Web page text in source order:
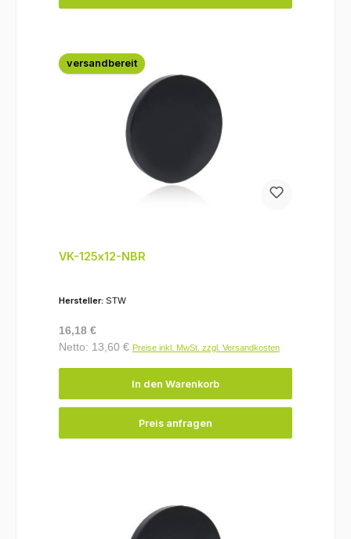
versandbereit
VK-125x12-NBR
Hersteller: STW
Regulärer Preis:
16,18 €
Netto: 13,60 € Preise inkl. MwSt. zzgl. Versandkosten
In den Warenkorb
Preis anfragen